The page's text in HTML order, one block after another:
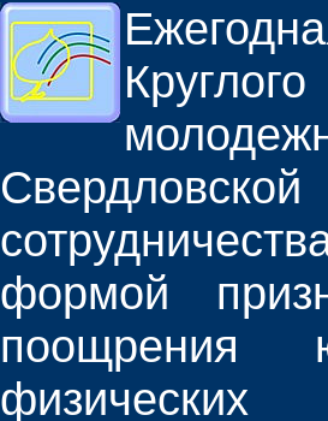
формой
поощрения